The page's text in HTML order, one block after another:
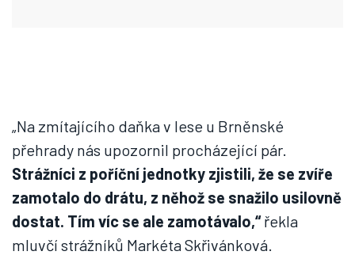
„Na zmítajícího daňka v lese u Brněnské
přehrady nás upozornil procházející pár.
Strážníci z poříční jednotky zjistili, že se zvíře
zamotalo do drátu, z něhož se snažilo usilovně
dostat. Tím víc se ale zamotávalo,“řekla
mluvčí strážníků Markéta Skřivánková.